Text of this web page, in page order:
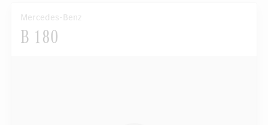
Mercedes-Benz
B 180